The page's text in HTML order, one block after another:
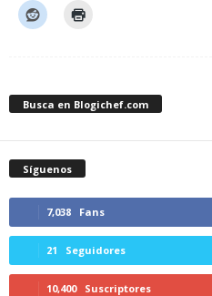
Busca en Blogichef.com
Síguenos
7,038 Fans
21 Seguidores
10,400 Suscriptores